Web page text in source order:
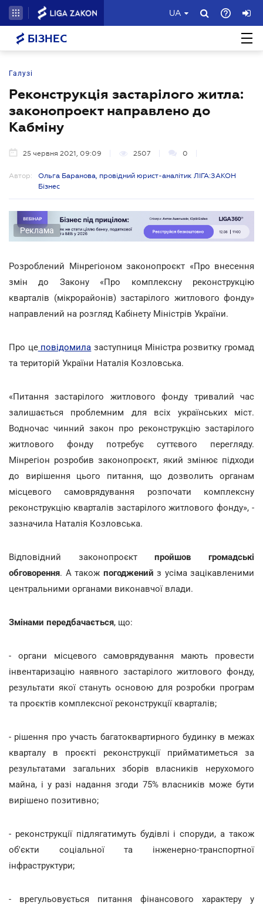
UA
БІЗНЕС
Галузі
Реконструкція застарілого житла:
законопроект направлено до
Кабміну
25 червня 2021, 09:09 2507 0
Автор:
Ольга Баранова, провідний юрист-аналітик ЛІГА:ЗАКОН
Бізнес
Реклама
Розроблений Мінрегіоном законопроєкт «Про внесення
змін до Закону «Про комплексну реконструкцію
кварталів (мікрорайонів) застарілого житлового фонду»
направлений на розгляд Кабінету Міністрів України.
Про цеповідомила заступниця Міністра розвитку громад
та територій України Наталія Козловська.
«Питання застарілого житлового фонду тривалий час
залишається проблемним для всіх українських міст.
Водночас чинний закон про реконструкцію застарілого
житлового фонду потребує суттєвого перегляду.
Мінрегіон розробив законопроєкт, який змінює підходи
до вирішення цього питання, що дозволить органам
місцевого самоврядування розпочати комплексну
реконструкцію кварталів застарілого житлового фонду», -
зазначила Наталія Козловська.
Відповідний законопроєктпройшов громадські
обговорення. А також погоджений з усіма зацікавленими
центральними органами виконавчої влади.
Змінами передбачається, що:
- органи місцевого самоврядування мають провести
інвентаризацію наявного застарілого житлового фонду,
результати якої стануть основою для розробки програм
та проєктів комплексної реконструкції кварталів;
- рішення про участь багатоквартирного будинку в межах
кварталу в проєкті реконструкції прийматиметься за
результатами загальних зборів власників нерухомого
майна, і у разі надання згоди 75% власників може бути
вирішено позитивно;
- реконструкції підлягатимуть будівлі і споруди, а також
об'єкти соціальної та інженерно-транспортної
інфраструктури;
- врегульовується питання фінансового характеру у